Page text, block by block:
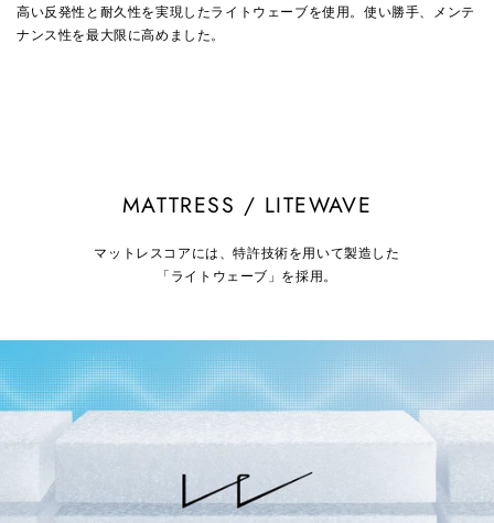
高い反発性と耐久性を実現したライトウェーブを使用。使い勝手、メンテ
ナンス性を最大限に高めました。
MATTRESS / LITEWAVE
マットレスコアには、特許技術を用いて製造した
「ライトウェーブ」を採用。